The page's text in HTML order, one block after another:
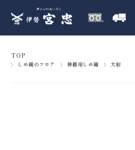
TOP
しめ縄のフロア 神棚用しめ縄 大根